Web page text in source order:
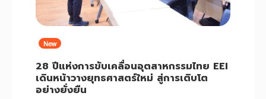
New
28 ปีแห่งการขับเคลื่อนอุตสาหกรรมไทย EEI
เดินหน้าวางยุทธศาสตร์ใหม่ สู่การเติบโต
อย่างยั่งยืน